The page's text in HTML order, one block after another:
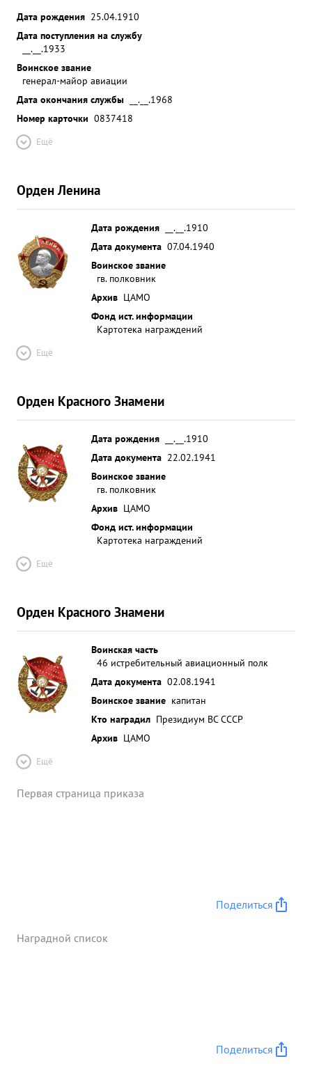
Дата рождения 25.04.1910
Дата поступления на службу
__.__.1933
Воинское звание
генерал-майор авиации
Дата окончания службы
__.__.1968
Номер карточки 0837418
Ещё
Орден Ленина
Дата рождения
__.__.1910
Дата документа 07.04.1940
Воинское звание
гв. полковник
Архив ЦАМО
Фонд ист. информации
Картотека награждений
Ещё
Орден Красного Знамени
Дата рождения
__.__.1910
Дата документа 22.02.1941
Воинское звание
гв. полковник
Архив ЦАМО
Фонд ист. информации
Картотека награждений
Ещё
Орден Красного Знамени
Воинская часть
46 истребительный авиационный полк
Дата документа 02.08.1941
Воинское звание капитан
Кто наградил Президиум ВС СССР
Архив ЦАМО
Ещё
Первая страница приказа
Поделиться
Наградной список
Поделиться